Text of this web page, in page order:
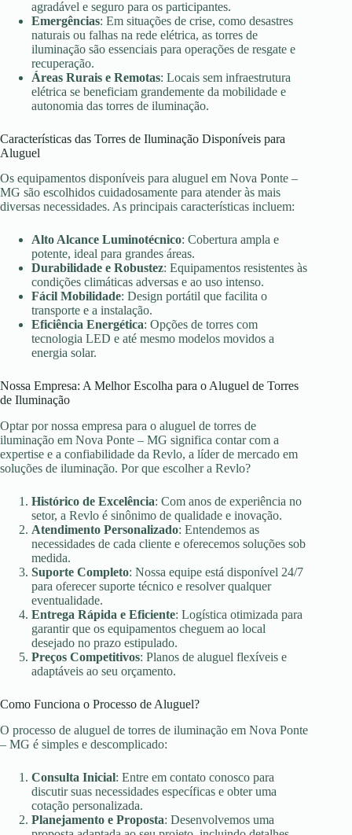
agradável e seguro para os participantes.
Emergências: Em situações de crise, como desastres
naturais ou falhas na rede elétrica, as torres de
iluminação são essenciais para operações de resgate e
recuperação.
Áreas Rurais e Remotas: Locais sem infraestrutura
elétrica se beneficiam grandemente da mobilidade e
autonomia das torres de iluminação.
Características das Torres de Iluminação Disponíveis para
Aluguel
Os equipamentos disponíveis para aluguel em Nova Ponte –
MG são escolhidos cuidadosamente para atender às mais
diversas necessidades. As principais características incluem:
Alto Alcance Luminotécnico: Cobertura ampla e
potente, ideal para grandes áreas.
Durabilidade e Robustez: Equipamentos resistentes às
condições climáticas adversas e ao uso intenso.
Fácil Mobilidade: Design portátil que facilita o
transporte e a instalação.
Eficiência Energética: Opções de torres com
tecnologia LED e até mesmo modelos movidos a
energia solar.
Nossa Empresa: A Melhor Escolha para o Aluguel de Torres
de Iluminação
Optar por nossa empresa para o aluguel de torres de
iluminação em Nova Ponte – MG significa contar com a
expertise e a confiabilidade da Revlo, a líder de mercado em
soluções de iluminação. Por que escolher a Revlo?
Histórico de Excelência: Com anos de experiência no
setor, a Revlo é sinônimo de qualidade e inovação.
Atendimento Personalizado: Entendemos as
necessidades de cada cliente e oferecemos soluções sob
medida.
Suporte Completo: Nossa equipe está disponível 24/7
para oferecer suporte técnico e resolver qualquer
eventualidade.
Entrega Rápida e Eficiente: Logística otimizada para
garantir que os equipamentos cheguem ao local
desejado no prazo estipulado.
Preços Competitivos: Planos de aluguel flexíveis e
adaptáveis ao seu orçamento.
Como Funciona o Processo de Aluguel?
O processo de aluguel de torres de iluminação em Nova Ponte
– MG é simples e descomplicado:
Consulta Inicial: Entre em contato conosco para
discutir suas necessidades específicas e obter uma
cotação personalizada.
Planejamento e Proposta: Desenvolvemos uma